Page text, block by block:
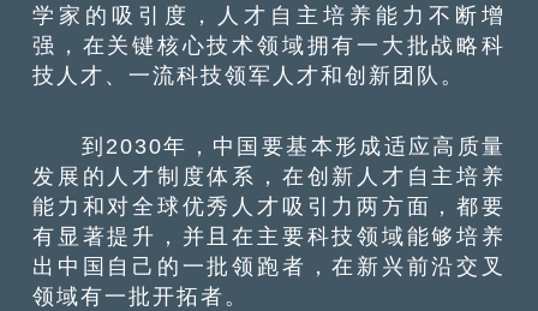
学家的吸引度，人才自主培养能力不断增
强，在关键核心技术领域拥有一大批战略科
技人才、一流科技领军人才和创新团队。
到2030年，中国要基本形成适应高质量
发展的人才制度体系，在创新人才自主培养
能力和对全球优秀人才吸引力两方面，都要
有显著提升，并且在主要科技领域能够培养
出中国自己的一批领跑者，在新兴前沿交叉
领域有一批开拓者。